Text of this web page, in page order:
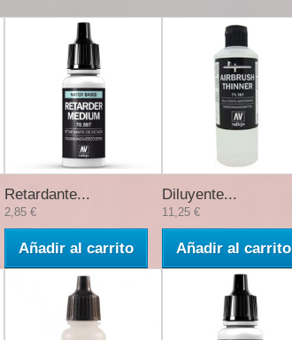
Retardante...
2,85 €
Añadir al carrito
Diluyente...
11,25 €
Añadir al carrito